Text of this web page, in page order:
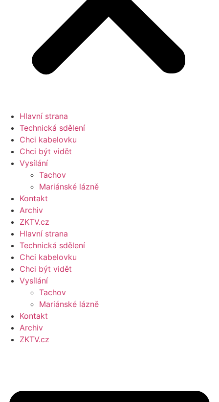
Hlavní strana
Technická sdělení
Chci kabelovku
Chci být vidět
Vysílání
Tachov
Mariánské lázně
Kontakt
Archiv
ZKTV.cz
Hlavní strana
Technická sdělení
Chci kabelovku
Chci být vidět
Vysílání
Tachov
Mariánské lázně
Kontakt
Archiv
ZKTV.cz